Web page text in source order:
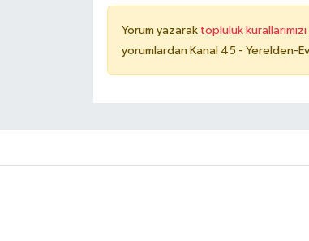
Yorum yazarak topluluk kurallarımızı
yorumlardan Kanal 45 - Yerelden-